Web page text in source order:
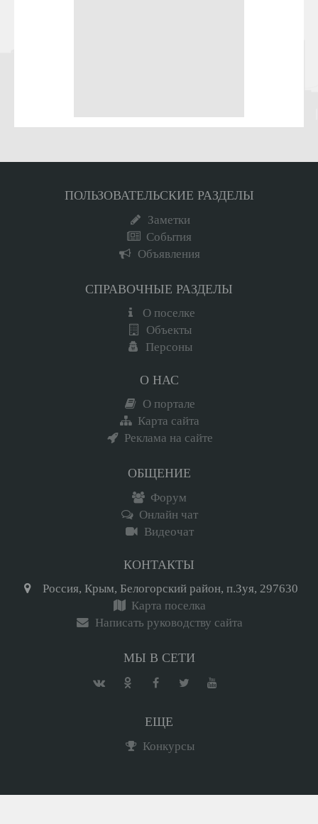
ПОЛЬЗОВАТЕЛЬСКИЕ РАЗДЕЛЫ
Заметки
События
Объявления
СПРАВОЧНЫЕ РАЗДЕЛЫ
О поселке
Объекты
Персоны
О НАС
О портале
Карта сайта
Реклама на сайте
ОБЩЕНИЕ
Форум
Онлайн чат
Видеочат
КОНТАКТЫ
Россия, Крым, Белогорский район, п.Зуя, 297630
Карта поселка
Написать руководству сайта
МЫ В СЕТИ
ЕЩЕ
Конкурсы